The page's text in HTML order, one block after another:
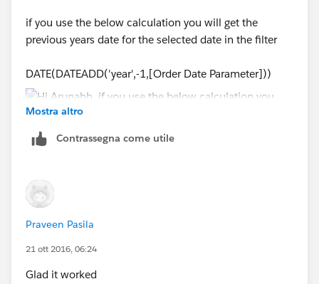
if you use the below calculation you will get the
previous years date for the selected date in the filter
DATE(DATEADD('year',-1,[Order Date Parameter]))
Mostra altro
Contrassegna come utile
Praveen Pasila
21 ott 2016, 06:24
Glad it worked